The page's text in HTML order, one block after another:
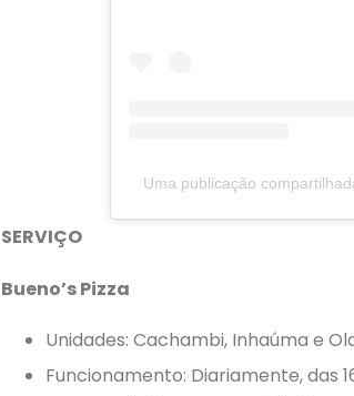
Uma publicação
SERVIÇO
Bueno’s Pizza
Unidades: Cachambi, Inhaúma e
Funcionamento: Diariamente, das